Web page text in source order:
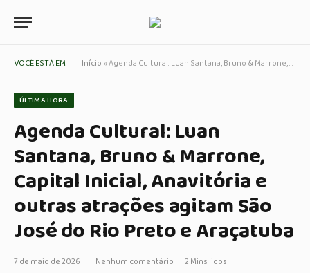
VOCÊ ESTÁ EM: Início »Agenda Cultural: Luan Santana, Bruno & Marrone, Capital Inicial, Anavitória e outras atrações agitam São José do Rio Preto e Araçatuba
ÚLTIMA HORA
Agenda Cultural: Luan
Santana, Bruno & Marrone,
Capital Inicial, Anavitória e
outras atrações agitam São
José do Rio Preto e Araçatuba
7 de maio de 2026 Nenhum comentário 2 Mins lidos